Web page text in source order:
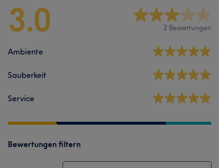
3.0 2 Bewertungen
Ambiente
Sauberkeit
Service
Bewertungen filtern